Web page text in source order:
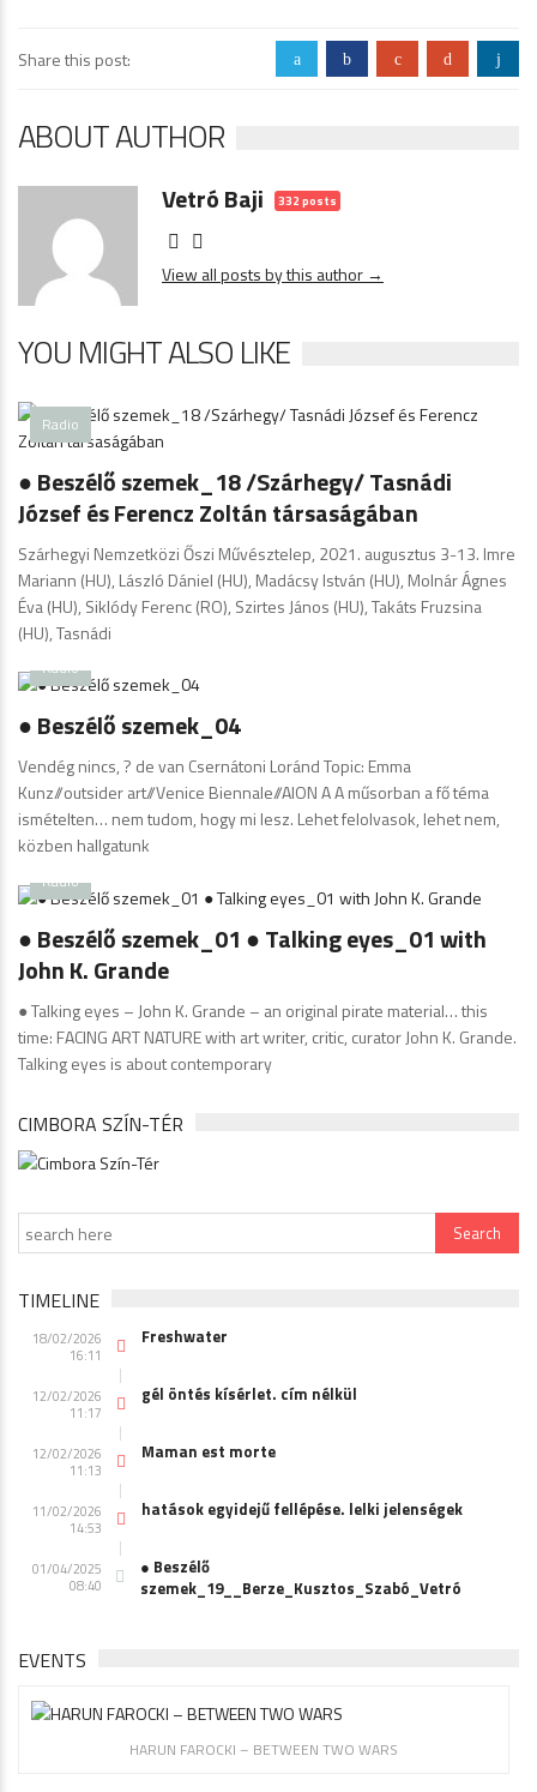
Share this post: a b c d j
ABOUT AUTHOR
Vetró Baji 332 posts
View all posts by this author →
YOU MIGHT ALSO LIKE
Radio
● Beszélő szemek_18 /Szárhegy/ Tasnádi
József és Ferencz Zoltán társaságában
Szárhegyi Nemzetközi Őszi Művésztelep, 2021. augusztus 3-13. Imre
Mariann (HU), László Dániel (HU), Madácsy István (HU), Molnár Ágnes
Éva (HU), Siklódy Ferenc (RO), Szirtes János (HU), Takáts Fruzsina
(HU), Tasnádi
Radio
● Beszélő szemek_04
Vendég nincs, ? de van Csernátoni Loránd Topic: Emma
Kunz//outsider art//Venice Biennale//AION A A műsorban a fő téma
ismételten… nem tudom, hogy mi lesz. Lehet felolvasok, lehet nem,
közben hallgatunk
Radio
● Beszélő szemek_01 ● Talking eyes_01 with
John K. Grande
● Talking eyes – John K. Grande – an original pirate material… this
time: FACING ART NATURE with art writer, critic, curator John K. Grande.
Talking eyes is about contemporary
CIMBORA SZÍN-TÉR
TIMELINE
18/02/2026
16:11
Freshwater
12/02/2026
11:17
gél öntés kísérlet. cím nélkül
12/02/2026
11:13
Maman est morte
11/02/2026
14:53
hatások egyidejű fellépése. lelki jelenségek
01/04/2025
08:40
● Beszélő
szemek_19__Berze_Kusztos_Szabó_Vetró
EVENTS
HARUN FAROCKI – BETWEEN TWO WARS